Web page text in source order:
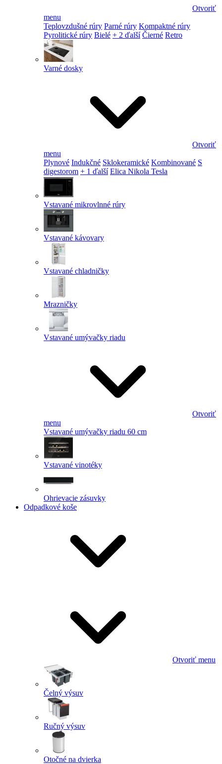
Otvoriť
menu
Teplovzdušné rúry Parné rúry Kompaktné rúry
Pyrolitické rúry Bielé + 2 ďalší Čierné Retro
Varné dosky
Otvoriť
menu
Plynové Indukčné Sklokeramické Kombinované S
digestorom + 1 ďalší Elica Nikola Tesla
Vstavané mikrovlnné rúry
Vstavané kávovary
Vstavané chladničky
Mrazničky
Vstavané umývačky riadu
Otvoriť
menu
Vstavané umývačky riadu 60 cm
Vstavané vinotéky
Ohrievacie zásuvky
Odpadkové koše
Otvoriť menu
Čelný výsuv
Ručný výsuv
Otočné na dvierka